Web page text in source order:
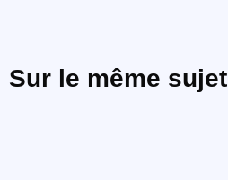
Sur le même sujet